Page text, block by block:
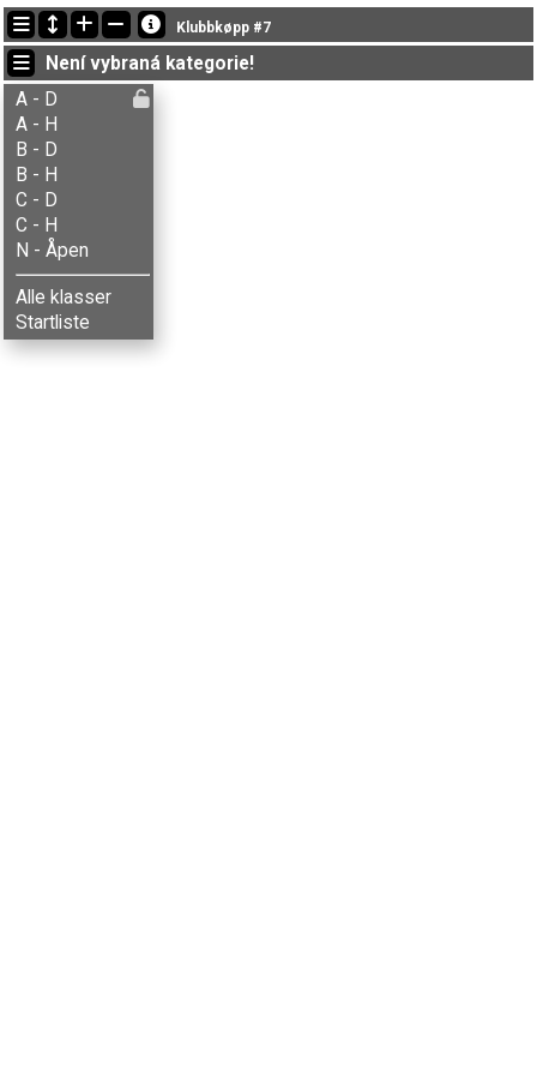
Nejnovější změny
18:48:52: Nina Smestad (A - Damer) doběhl v čase 31:17 (2)
18:46:37: Mona S-Bjerke (B - Damer) doběhl v čase 28:37 (2)
18:46:01: Harald Berge (A - Herrer) doběhl v čase 33:23 (5)
Klubbkøpp #7
Není vybraná kategorie!
A - D
A - H
B - D
B - H
C - D
C - H
N - Åpen
Alle klasser
Startliste